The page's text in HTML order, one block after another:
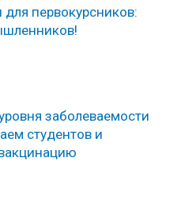
первокурсников:
заболеваемости
студентов и